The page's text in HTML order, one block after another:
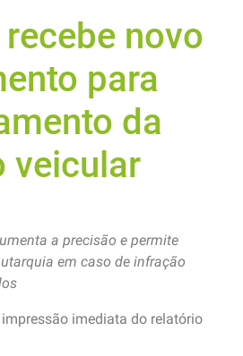
novo
para
da
veicular
a precisão e permite
em caso de infração
imediata do relatório